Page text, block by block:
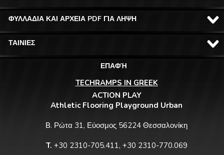
ΦΥΛΛΑΔΙΑ ΚΑΙ ΑΡΧΕΙΑ PDF ΓΙΑ ΛΗΨΗ
ΤΑΙΝΙΕΣ
ΕΠΑΦΉ
TECHRAMPS IN GREEK
ACTION PLAY
Athletic Flooring Playground Urban
Β. Ρώτα 31, Εύοσμος 56224 Θεσσαλονίκη
T. +30 2310-705.411, +30 2310-770.069